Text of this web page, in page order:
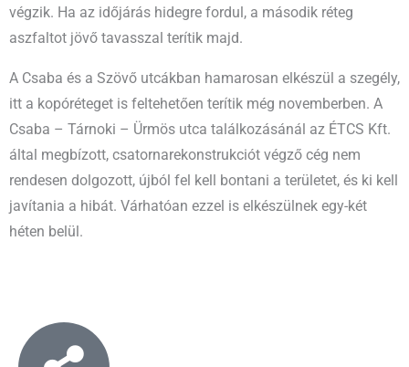
végzik. Ha az időjárás hidegre fordul, a második réteg
aszfaltot jövő tavasszal terítik majd.
A Csaba és a Szövő utcákban hamarosan elkészül a szegély,
itt a kopóréteget is feltehetően terítik még novemberben. A
Csaba – Tárnoki – Ürmös utca találkozásánál az ÉTCS Kft.
által megbízott, csatornarekonstrukciót végző cég nem
rendesen dolgozott, újból fel kell bontani a területet, és ki kell
javítania a hibát. Várhatóan ezzel is elkészülnek egy-két
héten belül.